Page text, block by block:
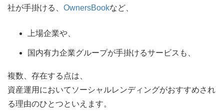
社が手掛ける、 OwnersBookなど、
上場企業や、
国内有力企業グループが手掛けるサービスも、
複数、存在する点は、
資産運用においてソーシャルレンディングがおすすめされ
る理由のひとつといえます。